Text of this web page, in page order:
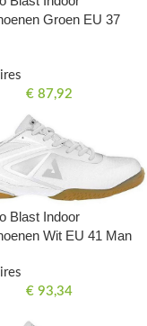
Groen EU 37
€87,92
Blast Indoor
Wit EU 41 Man
€93,34